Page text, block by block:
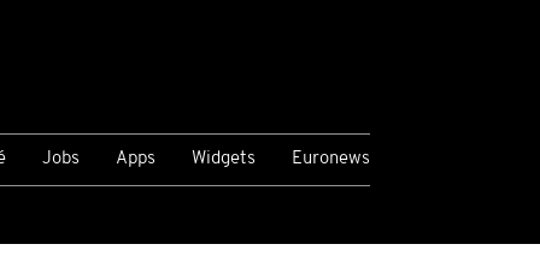
Jobs Apps Widgets Euronews